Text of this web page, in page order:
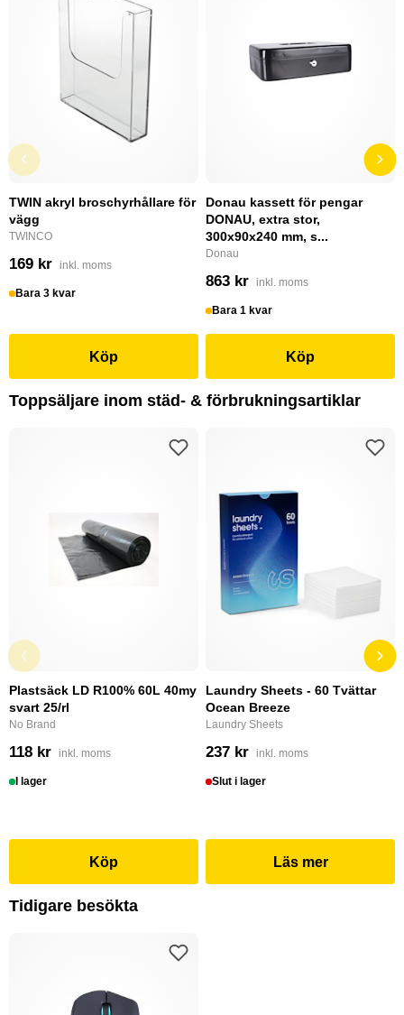
TWIN akryl broschyrhållare för
vägg
TWINCO
169 kr inkl. moms
Bara 3 kvar
Köp
Donau kassett för pengar
DONAU, extra stor,
300x90x240 mm, s...
Donau
863 kr inkl. moms
Bara 1 kvar
Köp
Toppsäljare inom städ- & förbrukningsartiklar
Plastsäck LD R100% 60L 40my
svart 25/rl
No Brand
118 kr inkl. moms
I lager
Köp
Laundry Sheets - 60 Tvättar
Ocean Breeze
Laundry Sheets
237 kr inkl. moms
Slut i lager
Läs mer
Tidigare besökta